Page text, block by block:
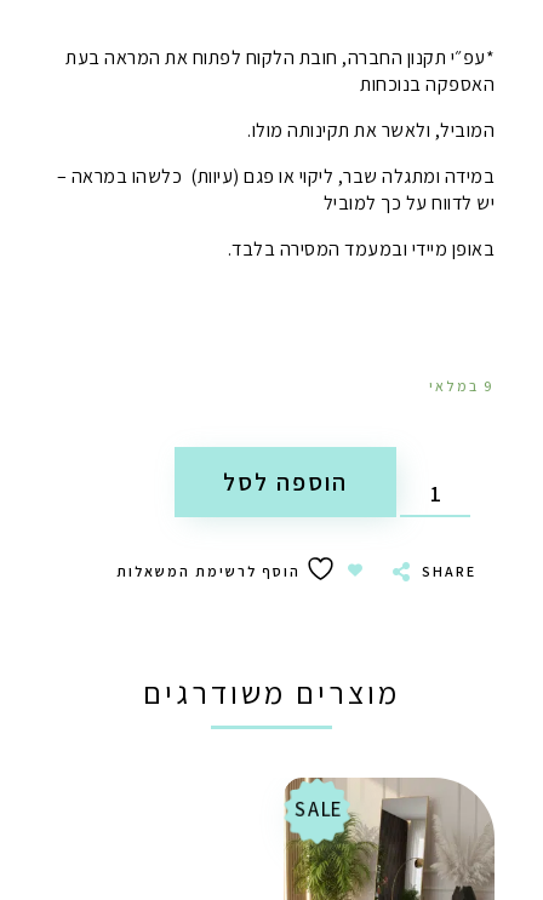
*עפ״י תקנון החברה, חובת הלקוח לפתוח את המראה בעת
האספקה בנוכחות
המוביל, ולאשר את תקינותה מולו.
במידה ומתגלה שבר, ליקוי או פגם (עיוות) כלשהו במראה –
יש לדווח על כך למוביל
באופן מיידי ובמעמד המסירה בלבד.
9 במלאי
הוספה לסל
SHARE הוסף לרשימת המשאלות
מוצרים משודרגים
SALE